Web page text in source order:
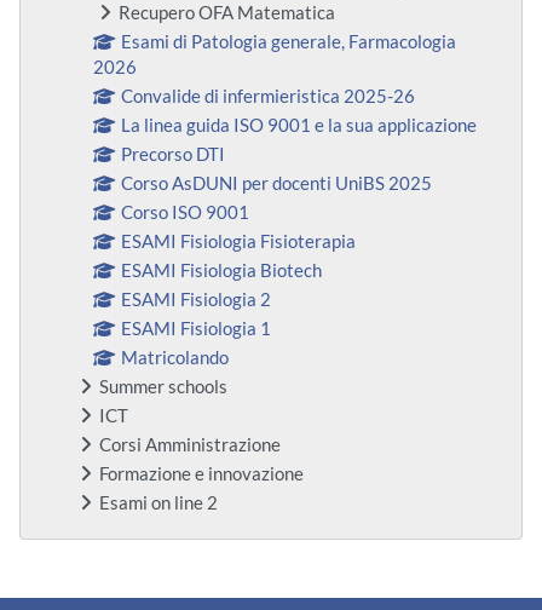
Recupero OFA Matematica
Esami di Patologia generale, Farmacologia
2026
Convalide di infermieristica 2025-26
La linea guida ISO 9001 e la sua applicazione
Precorso DTI
Corso AsDUNI per docenti UniBS 2025
Corso ISO 9001
ESAMI Fisiologia Fisioterapia
ESAMI Fisiologia Biotech
ESAMI Fisiologia 2
ESAMI Fisiologia 1
Matricolando
Summer schools
ICT
Corsi Amministrazione
Formazione e innovazione
Esami on line 2
Blocchi supplementari